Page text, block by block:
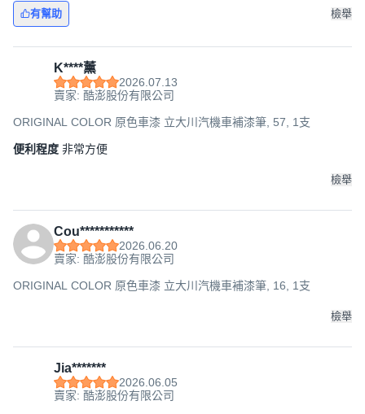
有幫助 檢舉
K****薰
2026.07.13
賣家: 酷澎股份有限公司
ORIGINAL COLOR 原色車漆 立大川汽機車補漆筆, 57, 1支
便利程度 非常方便
檢舉
Cou***********
2026.06.20
賣家: 酷澎股份有限公司
ORIGINAL COLOR 原色車漆 立大川汽機車補漆筆, 16, 1支
檢舉
Jia*******
2026.06.05
賣家: 酷澎股份有限公司